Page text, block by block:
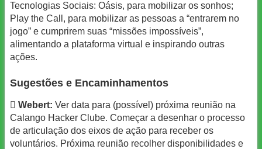
Tecnologias Sociais: Oásis, para mobilizar os sonhos;
Play the Call, para mobilizar as pessoas a “entrarem no
jogo” e cumprirem suas “missões impossíveis”,
alimentando a plataforma virtual e inspirando outras
ações.
Sugestões e Encaminhamentos
 Webert: Ver data para (possível) próxima reunião na
Calango Hacker Clube. Começar a desenhar o processo
de articulação dos eixos de ação para receber os
voluntários. Próxima reunião recolher disponibilidades e